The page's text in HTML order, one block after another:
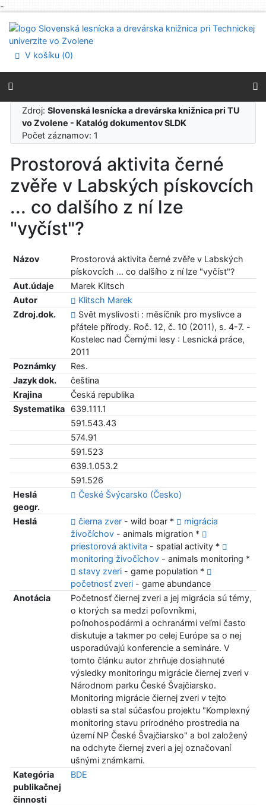
-
Prejsť na menu
Prehlásenie o webovej prístupnosti
V košíku (0)
Zdroj:Slovenská lesnícka a drevárska knižnica pri TU
vo Zvolene - Katalóg dokumentov SLDK
Počet záznamov: 1
Prostorová aktivita černé
zvěře v Labských pískovcích
... co dalšího z ní lze
"vyčíst"?
Názov
Prostorová aktivita černé zvěře v Labských
pískovcích ... co dalšího z ní lze "vyčíst"?
Aut.údaje
Marek Klitsch
Autor
Klitsch Marek
Zdroj.dok.
Svět myslivosti : měsíčník pro myslivce a
přátele přírody. Roč. 12, č. 10 (2011), s. 4-7. -
Kostelec nad Černými lesy : Lesnická práce,
2011
Poznámky
Res.
Jazyk dok.
čeština
Krajina
Česká republika
Systematika
639.111.1
591.543.43
574.91
591.523
639.1.053.2
591.526
Heslá
geogr.
České Švýcarsko (Česko)
Heslá čierna zver- wild boar *
migrácia
živočíchov- animals migration *
priestorová aktivita - spatial activity *
monitoring živočíchov- animals monitoring *
stavy zveri- game population *
početnosť zveri- game abundance
Anotácia
Početnosť čiernej zveri a jej migrácia sú témy,
o ktorých sa medzi poľovníkmi,
poľnohospodármi a ochranármi veľmi často
diskutuje a takmer po celej Európe sa o nej
usporadúvajú konferencie a semináre. V
tomto článku autor zhrňuje dosiahnuté
výsledky monitoringu migrácie čiernej zveri v
Národnom parku České Švajčiarsko.
Monitoring migrácie čiernej zveri v tejto
oblasti sa stal súčasťou projektu "Komplexný
monitoring stavu prírodného prostredia na
území NP České Švajčiarsko" a bol založený
na odchyte čiernej zveri a jej označovaní
ušnými známkami.
Kategória
publikačnej
činnosti
BDE